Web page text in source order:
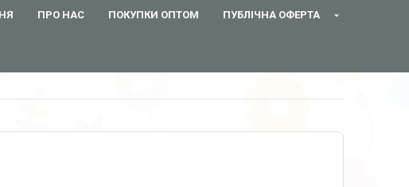
ПРО НАС ПОКУПКИ ОПТОМ ПУБЛІЧНА ОФЕРТА